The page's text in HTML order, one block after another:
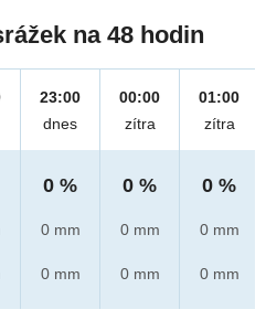
na 48 hodin
23:00
dnes
0 %
0 mm
0 mm
00:00
zítra
0 %
0 mm
0 mm
01:00
zítra
0 %
0 mm
0 mm